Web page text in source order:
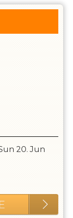
20. Jun